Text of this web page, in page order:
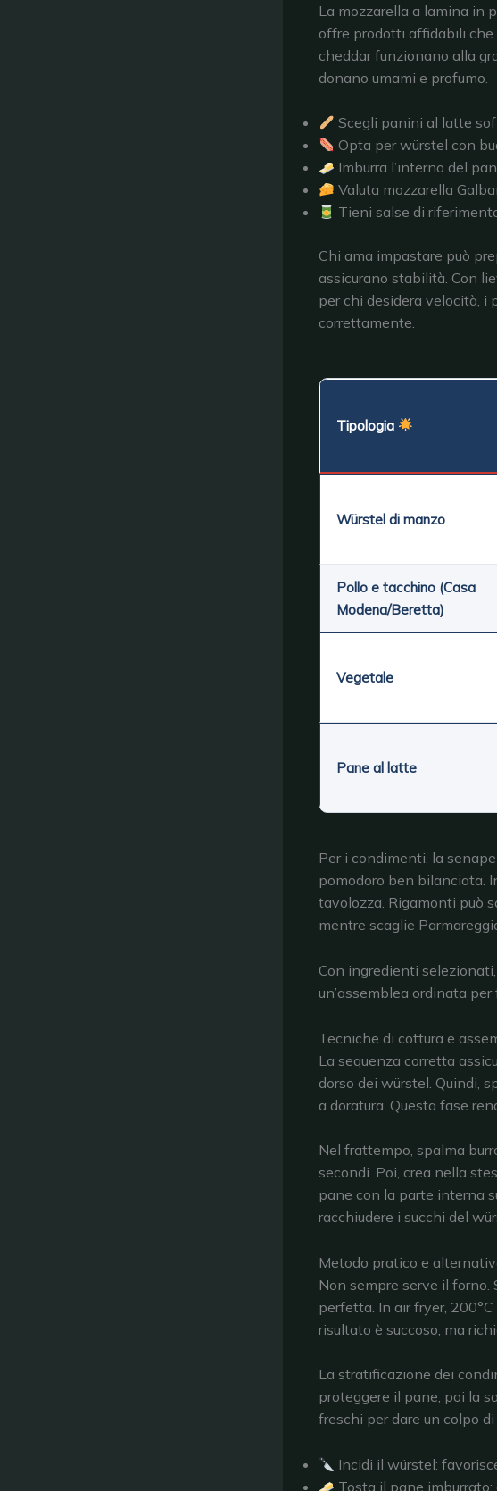
La mozzarella a lamina in
offre prodotti affidabili che
cheddar funzionano alla
donano umami e profumo.
Scegli panini al latte
Opta per würstel con
Imburra l’interno del
Valuta mozzarella
Tieni salse di
Chi ama impastare può
assicurano stabilità. Con
per chi desidera velocità,
correttamente.
Tipologia
Würstel di manzo
Pollo e tacchino (Casa
Modena/Beretta)
Vegetale
Pane al latte
Per i condimenti, la
pomodoro ben bilanciata.
tavolozza. Rigamonti può
mentre scaglie
Con ingredienti
un’assemblea ordinata
Tecniche di cottura e
La sequenza corretta
dorso dei würstel. Quindi,
a doratura. Questa fase
Nel frattempo, spalma
secondi. Poi, crea nella
pane con la parte interna
racchiudere i succhi del
Metodo pratico e
Non sempre serve il
perfetta. In air fryer,
risultato è succoso, ma
La stratificazione dei
proteggere il pane, poi la
freschi per dare un colpo
Incidi il würstel:
Tosta il pane